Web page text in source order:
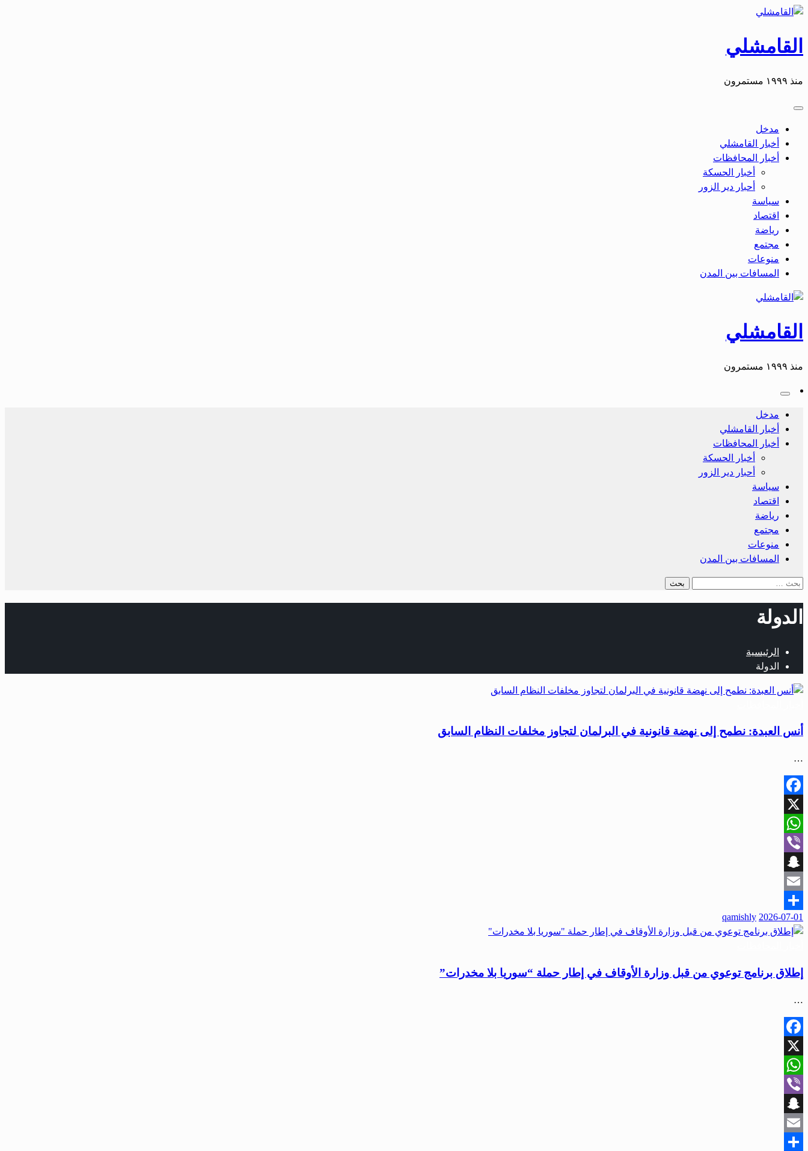
القامشلي
منذ ١٩٩٩ مستمرون
مدخل
أخبار القامشلي
أخبار المحافظات
أخبار الحسكة
أحبار دير الزور
سياسة
اقتصاد
رياضة
مجتمع
منوعات
المسافات بين المدن
القامشلي
منذ ١٩٩٩ مستمرون
مدخل
أخبار القامشلي
أخبار المحافظات
أخبار الحسكة
أحبار دير الزور
سياسة
اقتصاد
رياضة
مجتمع
منوعات
المسافات بين المدن
الدولة
الرئيسية
الدولة
أنس العبدة: نطمح إلى نهضة قانونية في البرلمان لتجاوز مخلفات النظام السابق
…
Facebook
X
WhatsApp
Viber
Snapchat
Email
Share
2026-07-01
qamishly
إطلاق برنامج توعوي من قبل وزارة الأوقاف في إطار حملة “سوريا بلا مخدرات”
…
Facebook
X
WhatsApp
Viber
Snapchat
Email